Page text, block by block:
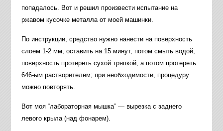
попадалось. Вот и решил произвести испытание на
ржавом кусочке металла от моей машинки.
По инструкции, средство нужно нанести на поверхность
слоем 1-2 мм, оставить на 15 минут, потом смыть водой,
поверхность протереть сухой тряпкой, а потом протереть
646-ым растворителем; при необходимости, процедуру
можно повторять.
Вот моя “лабораторная мышка” — вырезка с заднего
левого крыла (над фонарем).